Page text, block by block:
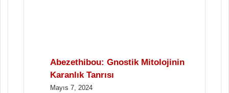
Abezethibou: Gnostik Mitolojinin
Karanlık Tanrısı
Mayıs 7, 2024